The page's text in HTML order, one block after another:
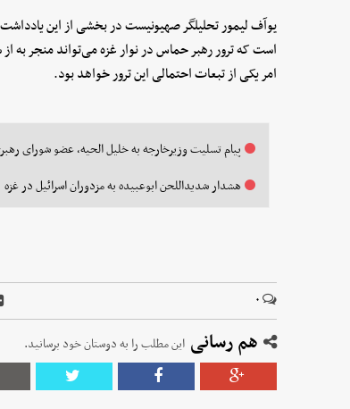
یوآف لیمور تحلیلگر صهیونیست در بخشی از این
است که ترور رهبر حماس در نوار غزه می‌تواند منجر به
امر یکی از تبعات احتمالی این ترور خواهد بود.
پیام تسلیت وزیرخارجه به خلیل الحیه، عضو شورای
هشدار شدیداللحن ابوعبیده به مزدوران اسرائیل در غزه
۰
هم رسانی این مطلب را به دوستان خود برسانید.